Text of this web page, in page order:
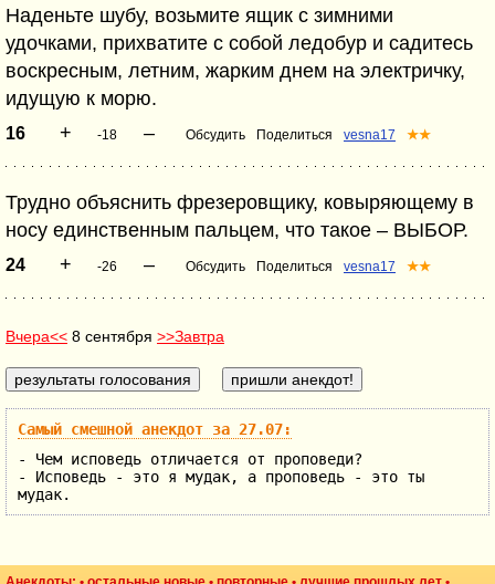
Наденьте шубу, возьмите ящик с зимними
удочками, прихватите с собой ледобур и садитесь
воскресным, летним, жарким днем на электричку,
идущую к морю.
16 + -18 – Обсудить Поделиться vesna17 ★★
Трудно объяснить фрезеровщику, ковыряющему в
носу единственным пальцем, что такое – ВЫБОР.
24 + -26 – Обсудить Поделиться vesna17 ★★
Вчера<< 8 сентября >>Завтра
Самый смешной анекдот за 27.07:
- Чем исповедь отличается от проповеди?
- Исповедь - это я мудак, а проповедь - это ты
мудак.